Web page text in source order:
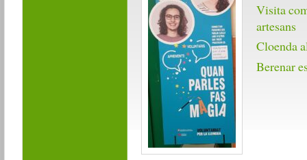
Visita
artesans
Cloenda
Berenar